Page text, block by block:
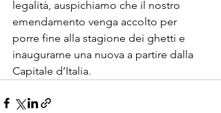
legalità, auspichiamo che il nostro
emendamento venga accolto per
porre fine alla stagione dei ghetti e
inaugurarne una nuova a partire dalla
Capitale d’Italia.